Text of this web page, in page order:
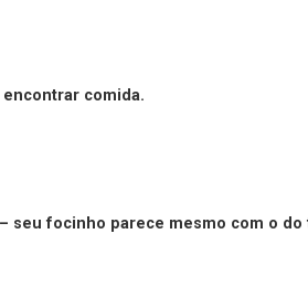
comida.
seu focinho parece mesmo com o do